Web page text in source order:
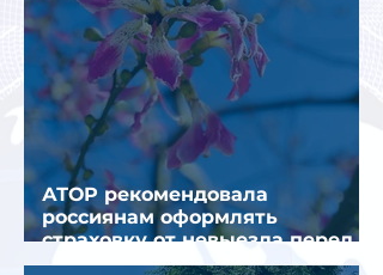
АТОР рекомендовала
россиянам оформлять
страховку от невыезда перед
поездкой в Грецию